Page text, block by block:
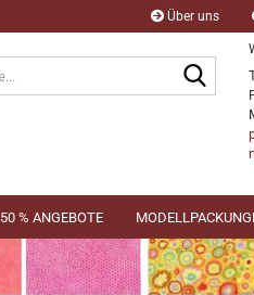
Über uns
50 % ANGEBOTE